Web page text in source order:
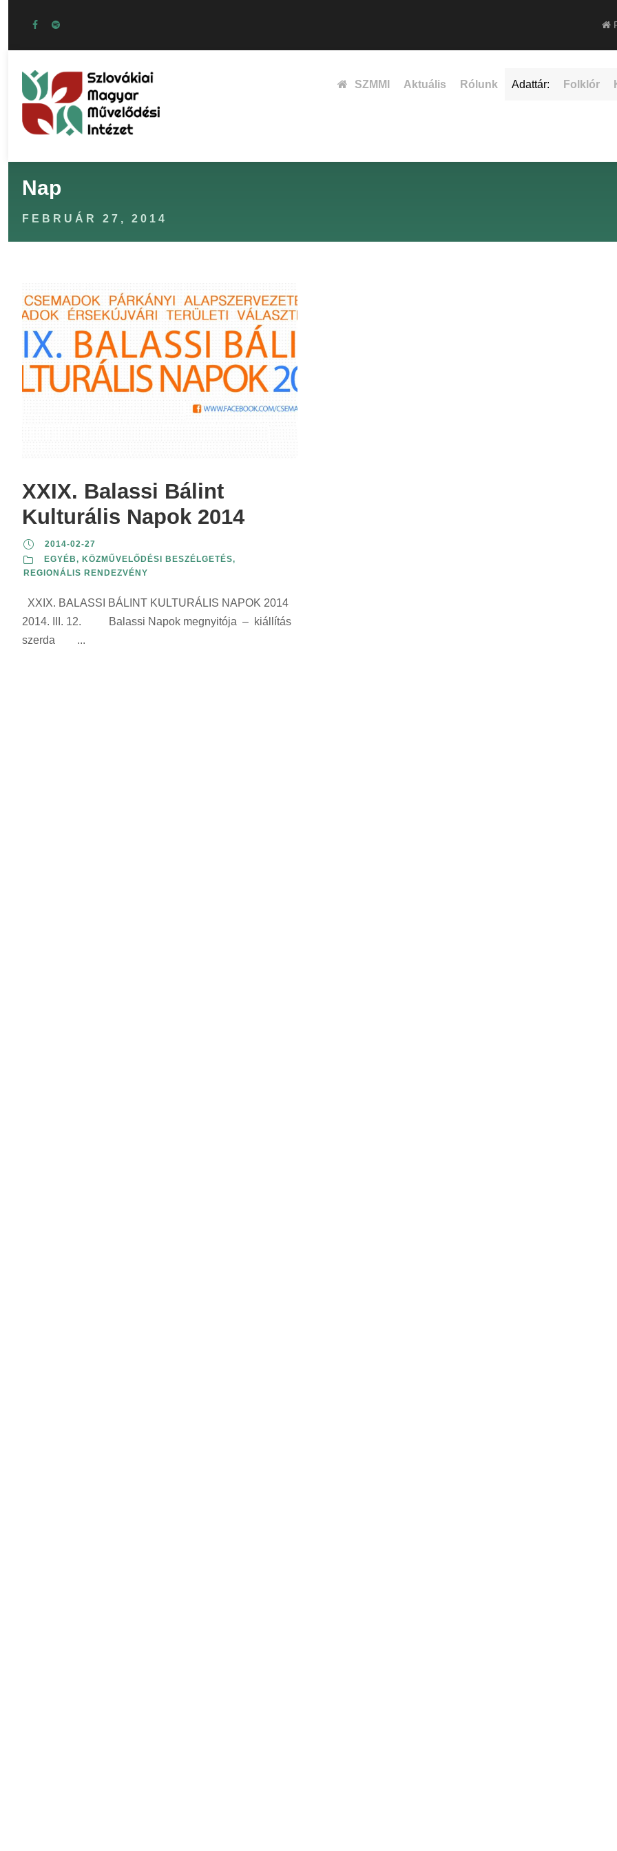
SZMMI Aktuális Rólunk Adattár: Folklór
Nap
FEBRUÁR 27, 2014
XXIX. Balassi Bálint
Kulturális Napok 2014
2014-02-27
EGYÉB, KÖZMŰVELŐDÉSI BESZÉLGETÉS,
REGIONÁLIS RENDEZVÉNY
XXIX. BALASSI BÁLINT KULTURÁLIS NAPOK 2014
2014. III. 12. Balassi Napok megnyitója – kiállítás
szerda ...